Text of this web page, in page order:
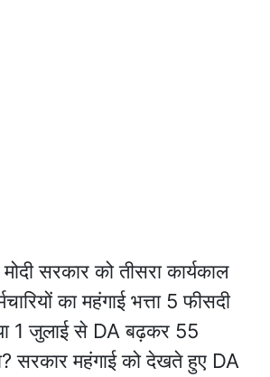
सरकार को तीसरा कार्यकाल
का महंगाई भत्ता 5 फीसदी
1 जुलाई से DA बढ़कर 55
सरकार महंगाई को देखते हुए DA